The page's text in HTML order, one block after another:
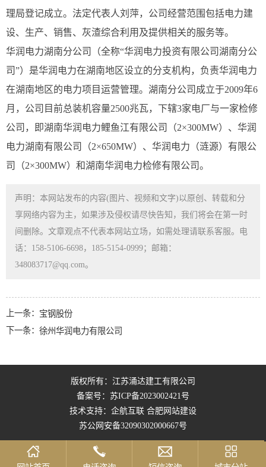
理局登记成立。法定代表人刘萍，公司经营范围包括电力建
设、生产、销售、灰渣综合利用及提供相关的服务等。
华润电力湖南分公司（全称“华润电力投资有限公司湖南分公
司”）是华润电力在湖南地区设立的分支机构，负责华润电力
在湖南地区的电力项目运营管理。湖南分公司成立于2009年6
月，公司目前总装机容量2500兆瓦，下辖3家电厂与一家检修
公司，即湖南华润电力鲤鱼江有限公司（2×300MW）、华润
电力湖南有限公司（2×650MW）、华润电力（涟源）有限公
司（2×300MW）和湖南华润电力检修有限公司。
声明：本网站发布的内容(图片、视频和文字)以原创、转载和分
享网络内容为主，如果涉及侵权请尽快告知，我们将会在第一时
间删除。文章观点不代表本网站立场，如需处理请联系客服。电
话：158-5106-6698，185-5154-0999；邮箱：
348083717@qq.com。
上一条： 宝钢股份
下一条： 徐州华润电力有限公司
版权所有：江苏涌达建工有限公司
备案号： 苏ICP备2023002421号
技术支持：企航互联 合肥网站建设
苏公网安备32090302000667号